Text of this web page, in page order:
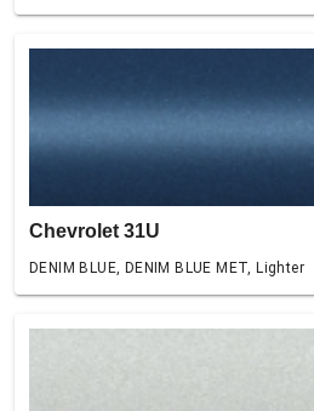
Chevrolet 31U
DENIM BLUE, DENIM BLUE MET, Lighter